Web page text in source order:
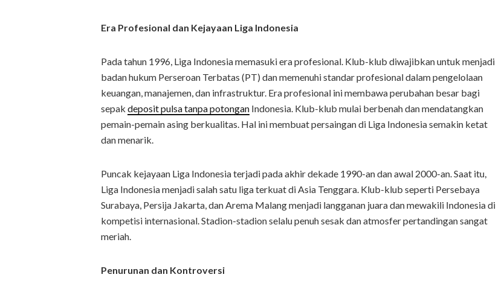
Era Profesional dan Kejayaan Liga Indonesia
Pada tahun 1996, Liga Indonesia memasuki era profesional. Klub-klub diwajibkan untuk menjadi
badan hukum Perseroan Terbatas (PT) dan memenuhi standar profesional dalam pengelolaan
keuangan, manajemen, dan infrastruktur. Era profesional ini membawa perubahan besar bagi
sepak deposit pulsa tanpa potongan Indonesia. Klub-klub mulai berbenah dan mendatangkan
pemain-pemain asing berkualitas. Hal ini membuat persaingan di Liga Indonesia semakin ketat
dan menarik.
Puncak kejayaan Liga Indonesia terjadi pada akhir dekade 1990-an dan awal 2000-an. Saat itu,
Liga Indonesia menjadi salah satu liga terkuat di Asia Tenggara. Klub-klub seperti Persebaya
Surabaya, Persija Jakarta, dan Arema Malang menjadi langganan juara dan mewakili Indonesia di
kompetisi internasional. Stadion-stadion selalu penuh sesak dan atmosfer pertandingan sangat
meriah.
Penurunan dan Kontroversi